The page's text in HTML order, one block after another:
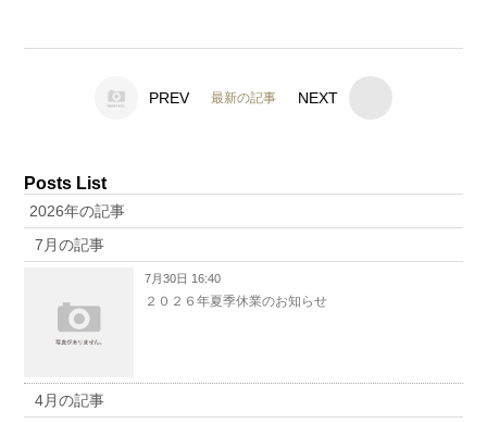
PREV 最新の記事 NEXT
Posts List
2026年の記事
7月の記事
7月30日 16:40
２０２６年夏季休業のお知らせ
4月の記事